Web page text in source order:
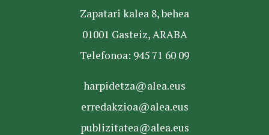
Zapatari kalea 8, behea
01001 Gasteiz, ARABA
Telefonoa: 945 71 60 09
harpidetza@alea.eus
erredakzioa@alea.eus
publizitatea@alea.eus